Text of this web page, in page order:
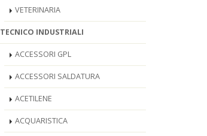
VETERINARIA
TECNICO INDUSTRIALI
ACCESSORI GPL
ACCESSORI SALDATURA
ACETILENE
ACQUARISTICA